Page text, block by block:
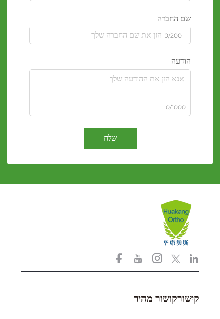
שם החברה
0/200
הודעה
0/1000
שלח
קישורקושור מהיר